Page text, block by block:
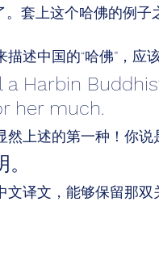
。套上这个哈佛的例
述中国的“哈佛”，应
a Harbin
her much.
上述的第一种！你说
。
译文，能够保留那双